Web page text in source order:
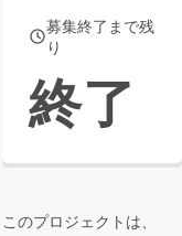
募集終了まで残
り
終了
このプロジェクトは、